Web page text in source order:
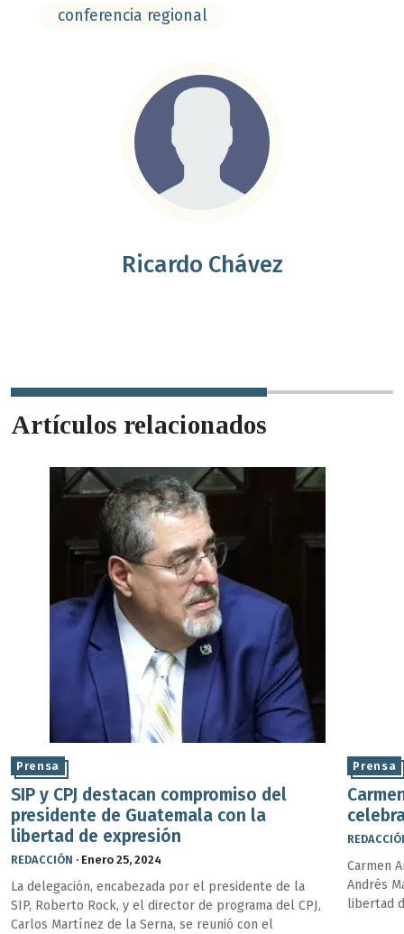
conferencia regional
Ricardo Chávez
Artículos relacionados
Prensa
SIP y CPJ destacan compromiso del
presidente de Guatemala con la
libertad de expresión
REDACCIÓN · Enero 25, 2024
La delegación, encabezada por el presidente de la
SIP, Roberto Rock, y el director de programa del CPJ,
Carlos Martínez de la Serna, se reunió con el
Prensa
Carmen
Andrés
libertad